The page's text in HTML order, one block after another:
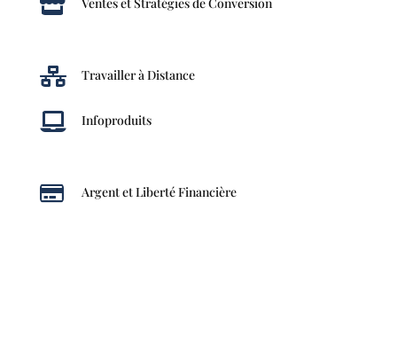
 Travailler à Distance
 Infoproduits
 Argent et Liberté Financière